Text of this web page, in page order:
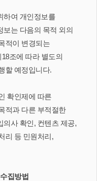
하여 개인정보를
보는 다음의 목적 외의
적이 변경되는
조에 따라 별도의
할 예정입니다.
확인제에 따른
적과 다른 부적절한
의사 확인, 컨텐츠 제공,
리 등 민원처리,
집방법